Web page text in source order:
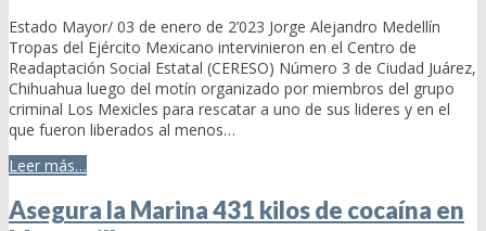
Estado Mayor/ 03 de enero de 2’023 Jorge Alejandro Medellín
Tropas del Ejército Mexicano intervinieron en el Centro de
Readaptación Social Estatal (CERESO) Número 3 de Ciudad Juárez,
Chihuahua luego del motín organizado por miembros del grupo
criminal Los Mexicles para rescatar a uno de sus lideres y en el
que fueron liberados al menos…
Leer más…
Asegura la Marina 431 kilos de cocaína en